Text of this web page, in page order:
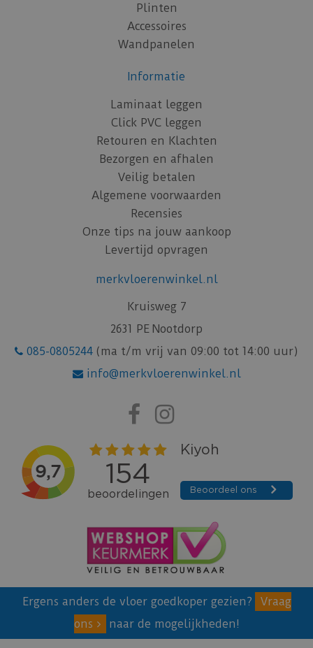
Plinten
Accessoires
Wandpanelen
Informatie
Laminaat leggen
Click PVC leggen
Retouren en Klachten
Bezorgen en afhalen
Veilig betalen
Algemene voorwaarden
Recensies
Onze tips na jouw aankoop
Levertijd opvragen
merkvloerenwinkel.nl
Kruisweg 7
2631 PE Nootdorp
085-0805244 (ma t/m vrij van 09:00 tot 14:00 uur)
info@merkvloerenwinkel.nl
Ergens anders de vloer goedkoper gezien?
Vraag
ons
naar de mogelijkheden!